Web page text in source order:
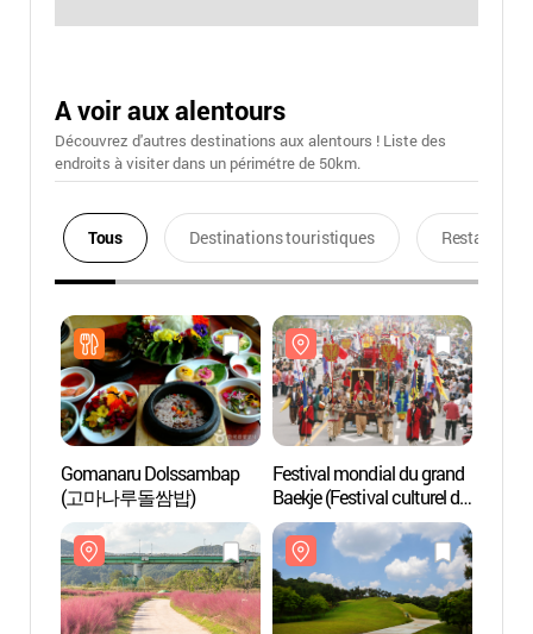
A voir aux alentours
Découvrez d'autres destinations aux alentours ! Liste des
endroits à visiter dans un périmétre de 50km.
Tous Destinations touristiques Restaurants
Gomanaru Dolssambap
(고마나루돌쌈밥)
Festival mondial du grand
Baekje (Festival culturel de
Baekje) (대백제전
(백제문화제))